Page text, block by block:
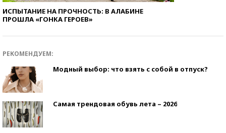
ИСПЫТАНИЕ НА ПРОЧНОСТЬ: В АЛАБИНЕ
ПРОШЛА «ГОНКА ГЕРОЕВ»
РЕКОМЕНДУЕМ:
Модный выбор: что взять с собой в отпуск?
Самая трендовая обувь лета – 2026